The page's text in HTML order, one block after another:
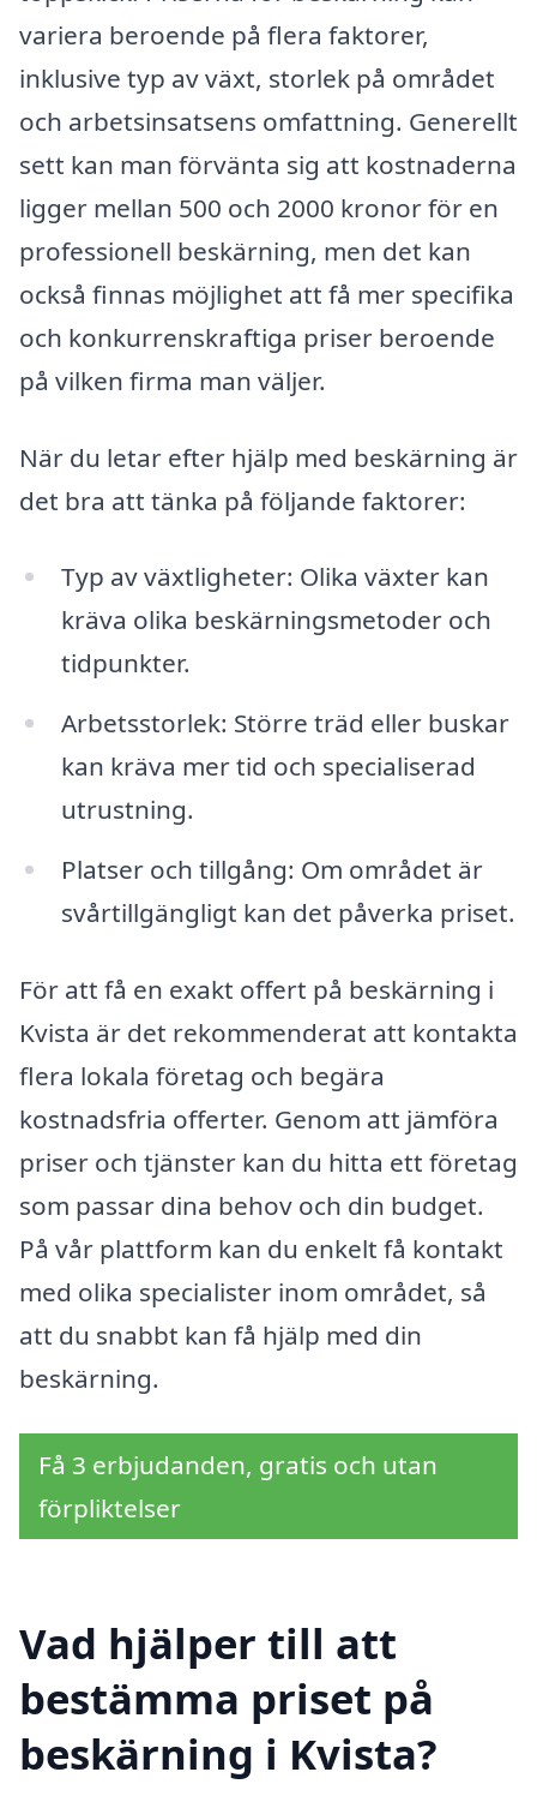
variera beroende på flera faktorer,
inklusive typ av växt, storlek på området
och arbetsinsatsens omfattning. Generellt
sett kan man förvänta sig att kostnaderna
ligger mellan 500 och 2000 kronor för en
professionell beskärning, men det kan
också finnas möjlighet att få mer specifika
och konkurrenskraftiga priser beroende
på vilken firma man väljer.
När du letar efter hjälp med beskärning är
det bra att tänka på följande faktorer:
Typ av växtligheter: Olika växter kan
kräva olika beskärningsmetoder och
tidpunkter.
Arbetsstorlek: Större träd eller buskar
kan kräva mer tid och specialiserad
utrustning.
Platser och tillgång: Om området är
svårtillgängligt kan det påverka priset.
För att få en exakt offert på beskärning i
Kvista är det rekommenderat att kontakta
flera lokala företag och begära
kostnadsfria offerter. Genom att jämföra
priser och tjänster kan du hitta ett företag
som passar dina behov och din budget.
På vår plattform kan du enkelt få kontakt
med olika specialister inom området, så
att du snabbt kan få hjälp med din
beskärning.
Få 3 erbjudanden, gratis och utan
förpliktelser
Vad hjälper till att
bestämma priset på
beskärning i Kvista?